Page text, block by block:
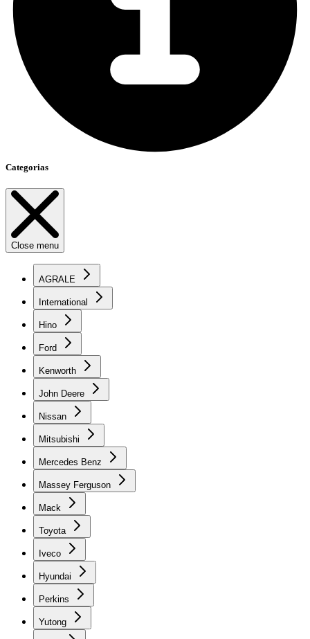
Categorias
Close menu
AGRALE
International
Hino
Ford
Kenworth
John Deere
Nissan
Mitsubishi
Mercedes Benz
Massey Ferguson
Mack
Toyota
Iveco
Hyundai
Perkins
Yutong